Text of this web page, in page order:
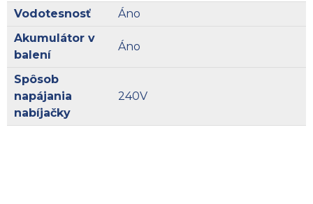
Vodotesnosť
Áno
Akumulátor v
balení
Áno
Spôsob
napájania
nabíjačky
240V